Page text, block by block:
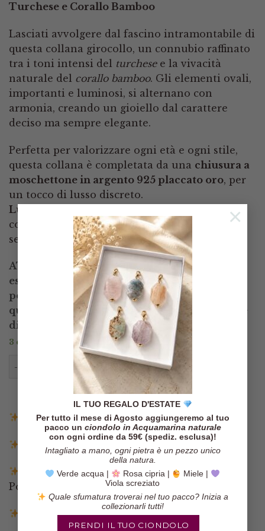
IL TUO REGALO D'ESTATE
Per tutto il mese di Agosto aggiungeremo al tuo
pacco un ciondolo in Acquamarina naturale
con ogni ordine da 59€ (spediz. esclusa)!
Intagliato a mano, ogni pietra è un pezzo unico
della natura.
Verde acqua |
Rosa cipria |
Miele |
Viola screziato
Quale sfumatura troverai nel tuo pacco? Inizia a
collezionarli tutti!
PRENDI IL TUO CIONDOLO
×
Turchese e Corallo Bamboo
Lasciati avvolgere dal fascino intramontabile di
questa collana girocollo, un connubio raffinato
tra i toni intensi del turchesee la vivacità
naturale del corallo bamboo. Gli elementi ovali,
importanti e luminosi, si alternano con
armonia, creando un gioiello dal carattere
deciso ma sempre elegante.
Perfetta per valorizzare ogni età e ogni stile,
questa collana è completata da una chiusura a
moschettone in argento 925 placcato oro, per
un tocco di lusso discreto.
Lunghezza: 45 cm
, ideale per accompagnarti
con grazia in ogni occasione, dal giorno alla
sera.
ATTENZIONE! ne ho disponibile qualcuna e
essendo pietre naturali, le altre collane
potrebbero
leggermenteessere differenti da
quella in foto. Se volete vedere le altre collane
disponibili, contattatemi prima dell’acquisto
3 disponibili
Collana Girocollo Turchese e Corallo Bamboo Ovali
AGGIUNGI AL CARRELLO
Spedizione gratuita in Italia sopra i 140€
Spedizione entro 3 giorni lavorativi
Pagamenti tramite Paypal, Carta di credito,
Postepay e Scalapay
Resi entro 14 giorni